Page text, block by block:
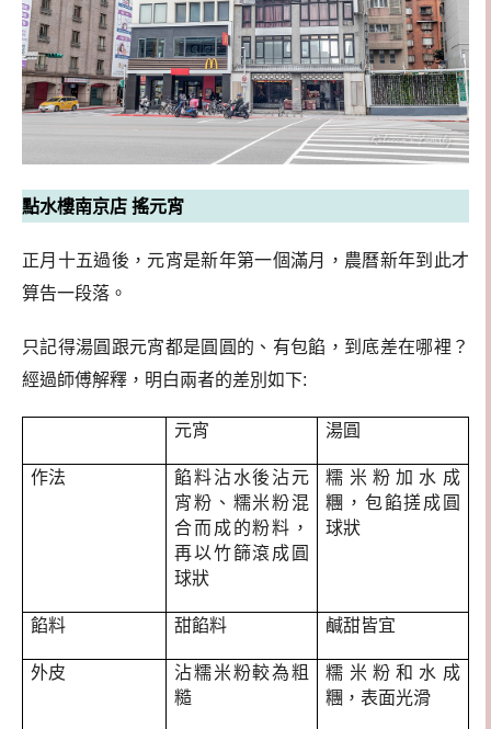
點水樓南京店 搖元宵
正月十五過後，元宵是新年第一個滿月，農曆新年到此才
算告一段落。
只記得湯圓跟元宵都是圓圓的、有包餡，到底差在哪裡？
經過師傅解釋，明白兩者的差別如下:
元宵 湯圓
作法
餡料沾水後沾元
宵粉、糯米粉混
合而成的粉料，
再以竹篩滾成圓
球狀
糯米粉加水成
糰，包餡搓成圓
球狀
餡料 甜餡料 鹹甜皆宜
外皮
沾糯米粉較為粗
糙
糯米粉和水成
糰，表面光滑